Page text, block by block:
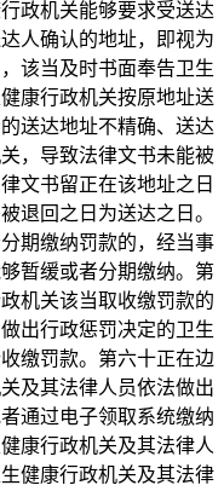
政机关能够要求受送达
人确认的地址，即视为
该当及时书面奉告卫生
康行政机关按原地址送
送达地址不精确、送达
，导致法律文书未能被
文书留正在该地址之日
退回之日为送达之日。
期缴纳罚款的，经当事
暂缓或者分期缴纳。第
机关该当取收缴罚款的
出行政惩罚决定的卫生
缴罚款。第六十正在边
及其法律人员依法做出
通过电子领取系统缴纳
康行政机关及其法律人
健康行政机关及其法律